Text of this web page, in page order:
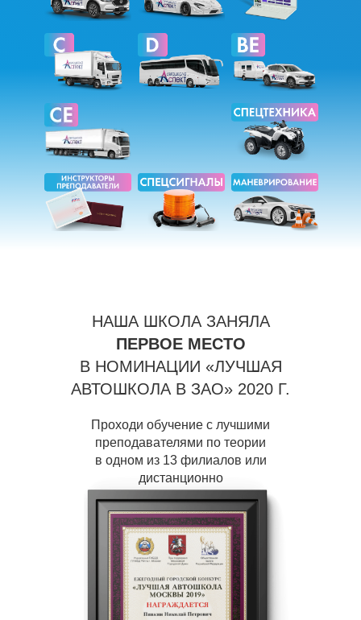
Проходи обучение с лучшими
преподавателями по теории
в одном из 13 филиалов или
дистанционно
НАША ШКОЛА ЗАНЯЛА
ПЕРВОЕ МЕСТО
В НОМИНАЦИИ «ЛУЧШАЯ
АВТОШКОЛА В ЗАО» 2020 Г.